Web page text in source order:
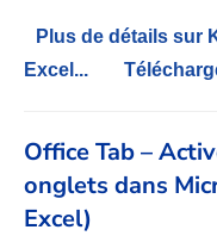
Plus de détails sur
Excel...
Office Tab –
onglets dans
Excel)